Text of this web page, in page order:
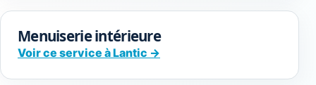
Menuiserie intérieure
Voir ce service à Lantic →